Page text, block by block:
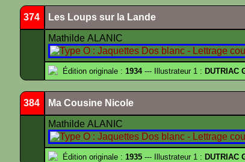
374 Les Loups sur la Lande
Mathilde ALANIC
Édition originale : 1934--- Illustrateur 1 : DUTRIAC
384 Ma Cousine Nicole
Mathilde ALANIC
Édition originale : 1935 --- Illustrateur 1 : DUTRIAC